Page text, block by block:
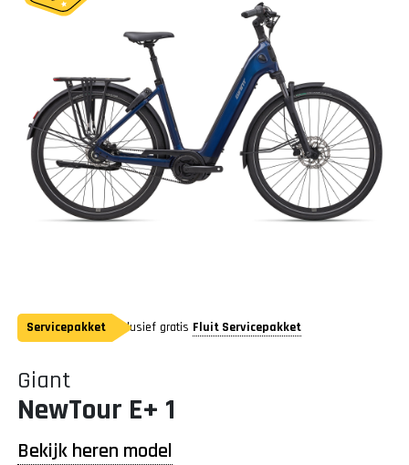
Servicepakket Inclusief gratis Fluit Servicepakket
Giant
NewTour E+ 1
Bekijk heren model